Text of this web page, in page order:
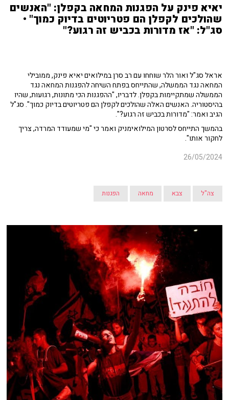
יאיא פינק על הפגנות המחאה בקפלן: "האנשים
שהולכים לקפלן הם פטריוטים בדיוק כמוך" •
סג"ל: "אז מדורות בכביש זה רגוע?"
אראל סג"ל ואור הלר שוחחו עם רב סרן במילואים יאיא פינק, ממובילי
המחאה נגד הממשלה, שהתייחס בפתח השיחה להפגנות המחאה נגד
הממשלה שמתקיימות בקפלן. לדבריו, "ההפגנות הכי מתונות, רגועות, שהיו
בהיסטוריה. האנשים האלה שהולכים לקפלן הם פטריוטים בדיוק כמוך". סג"ל
הגיב ואמר: "מדורות בכביש זה רגוע?".
בהמשך התייחס לסרטון המילואימניק ואמר כי "מי שמעודד המרדה, צריך
לחקור אותו".
26/05/2024
צה"ל צבא מחאה הפגנות